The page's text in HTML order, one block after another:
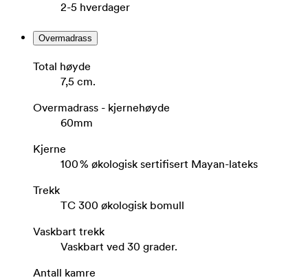
2-5 hverdager
Overmadrass
Total høyde
7,5 cm.
Overmadrass - kjernehøyde
60mm
Kjerne
100 % økologisk sertifisert Mayan-lateks
Trekk
TC 300 økologisk bomull
Vaskbart trekk
Vaskbart ved 30 grader.
Antall kamre